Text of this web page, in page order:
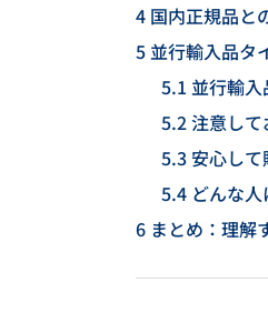
4 国内正規品と
5 並行輸入品タ
5.1 並行輸
5.2注意して
5.3安心して
5.4どんな人
6 まとめ：理解